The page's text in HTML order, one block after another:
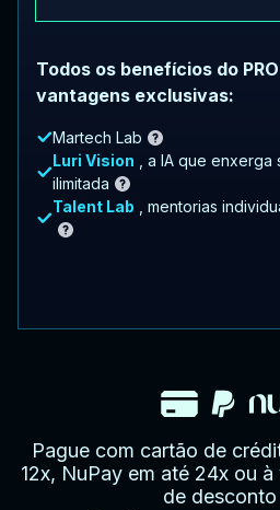
Todos os benefícios do
vantagens exclusivas:
Martech Lab
Luri Vision
, a IA que
ilimitada
Talent Lab
, mentorias
Pague com cartão de
12x, NuPay em até 24x ou
de desconto